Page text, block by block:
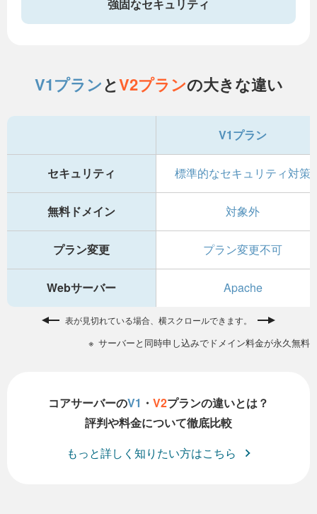
強固なセキュリティ
V1プランとV2プランの大きな違い
V1プラン
セキュリティ 標準的なセキュリティ対策
無料ドメイン 対象外
プラン変更 プラン変更不可
Webサーバー Apache
表が見切れている場合、横スクロールできます。
サーバーと同時申し込みでドメイン料金が永久無料
コアサーバーのV1 ・ V2プランの違いとは？
評判や料金について徹底比較
もっと詳しく知りたい方はこちら